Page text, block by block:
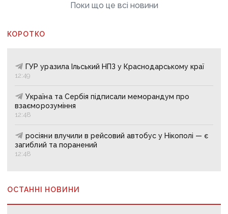
Поки що це всі новини
КОРОТКО
ГУР уразила Ільський НПЗ у Краснодарському краї
12:49
Україна та Сербія підписали меморандум про
взаєморозуміння
12:48
росіяни влучили в рейсовий автобус у Нікополі — є
загиблий та поранений
12:48
ОСТАННІ НОВИНИ